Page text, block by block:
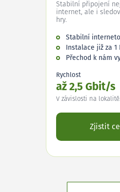
Stabilní připojení
internet, ale i
hry.
Stabilní
Instalace již za 1
Přechod k nám
Rychlost
až 2,5 Gbit/s
V závislosti na lokalitě.
Zjistit